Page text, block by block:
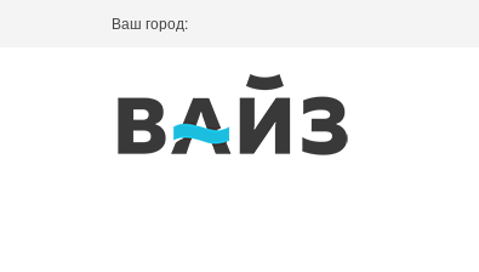
Ваш город: